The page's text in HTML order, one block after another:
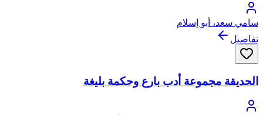
سامي سعد، أبو إسلام
تفاصيل
الحديقة مجموعة أدب بارع وحكمة بليغة